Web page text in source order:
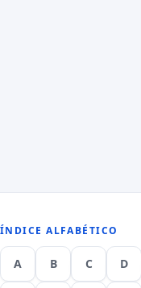
ÍNDICE ALFABÉTICO
A B C D